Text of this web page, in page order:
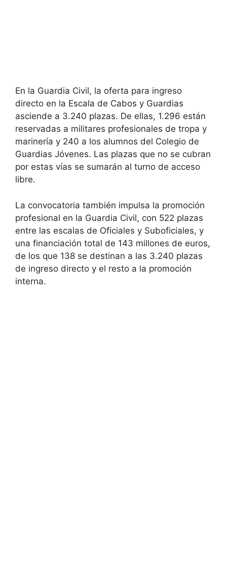
En la Guardia Civil, la oferta para ingreso
directo en la Escala de Cabos y Guardias
asciende a 3.240 plazas. De ellas, 1.296 están
reservadas a militares profesionales de tropa y
marinería y 240 a los alumnos del Colegio de
Guardias Jóvenes. Las plazas que no se cubran
por estas vías se sumarán al turno de acceso
libre.
La convocatoria también impulsa la promoción
profesional en la Guardia Civil, con 522 plazas
entre las escalas de Oficiales y Suboficiales, y
una financiación total de 143 millones de euros,
de los que 138 se destinan a las 3.240 plazas
de ingreso directo y el resto a la promoción
interna.